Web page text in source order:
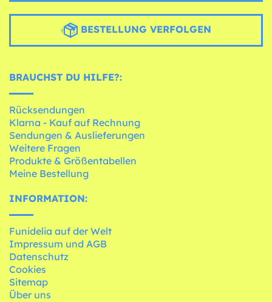
BESTELLUNG VERFOLGEN
BRAUCHST DU HILFE?:
Rücksendungen
Klarna - Kauf auf Rechnung
Sendungen & Auslieferungen
Weitere Fragen
Produkte & Größentabellen
Meine Bestellung
INFORMATION:
Funidelia auf der Welt
Impressum und AGB
Datenschutz
Cookies
Sitemap
Über uns